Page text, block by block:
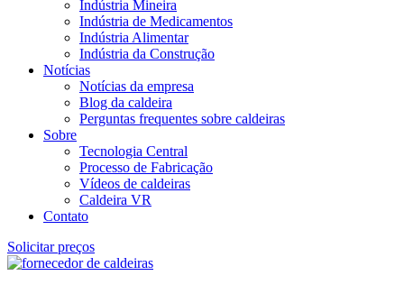
Indústria Mineira
Indústria de Medicamentos
Indústria Alimentar
Indústria da Construção
Notícias
Notícias da empresa
Blog da caldeira
Perguntas frequentes sobre caldeiras
Sobre
Tecnologia Central
Processo de Fabricação
Vídeos de caldeiras
Caldeira VR
Contato
Solicitar preços